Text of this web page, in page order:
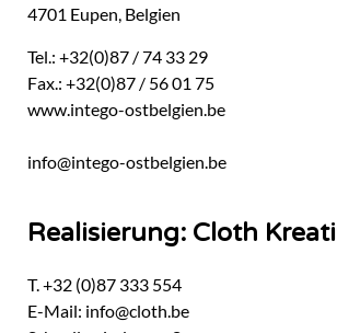
4701 Eupen, Belgien
Tel.: +32(0)87 / 74 33 29
Fax.: +32(0)87 / 56 01 75
www.intego-ostbelgien.be
info@intego-ostbelgien.be
Realisierung: Cloth
T. +32 (0)87 333 554
E-Mail: info@cloth.be